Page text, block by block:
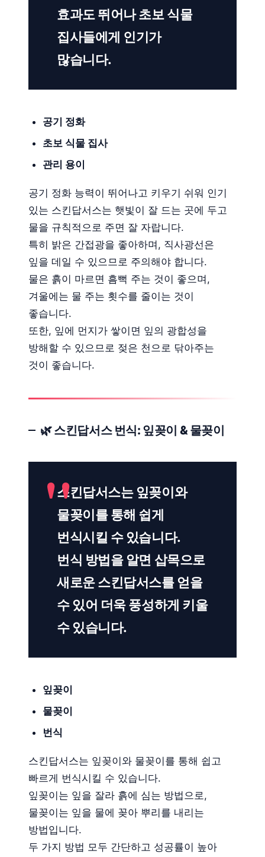
효과도 뛰어나 초보 식물
집사들에게 인기가
많습니다.
공기 정화
초보 식물 집사
관리 용이
공기 정화 능력이 뛰어나고 키우기 쉬워 인기
있는 스킨답서스는 햇빛이 잘 드는 곳에 두고
물을 규칙적으로 주면 잘 자랍니다.
특히 밝은 간접광을 좋아하며, 직사광선은
잎을 데일 수 있으므로 주의해야 합니다.
물은 흙이 마르면 흠뻑 주는 것이 좋으며,
겨울에는 물 주는 횟수를 줄이는 것이
좋습니다.
또한, 잎에 먼지가 쌓이면 잎의 광합성을
방해할 수 있으므로 젖은 천으로 닦아주는
것이 좋습니다.
🌿 스킨답서스 번식: 잎꽂이 & 물꽂이
스킨답서스는 잎꽂이와
물꽂이를 통해 쉽게
번식시킬 수 있습니다.
번식 방법을 알면 삽목으로
새로운 스킨답서스를 얻을
수 있어 더욱 풍성하게 키울
수 있습니다.
잎꽂이
물꽂이
번식
스킨답서스는 잎꽂이와 물꽂이를 통해 쉽고
빠르게 번식시킬 수 있습니다.
잎꽂이는 잎을 잘라 흙에 심는 방법으로,
물꽂이는 잎을 물에 꽂아 뿌리를 내리는
방법입니다.
두 가지 방법 모두 간단하고 성공률이 높아